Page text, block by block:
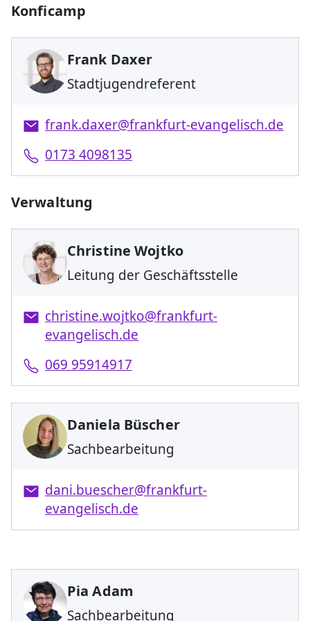
Konficamp
Frank Daxer
Stadtjugendreferent
frank.daxer@frankfurt-evangelisch.de
0173 4098135
Verwaltung
Christine Wojtko
Leitung der Geschäftsstelle
christine.wojtko@frankfurt-
evangelisch.de
069 95914917
Daniela Büscher
Sachbearbeitung
dani.buescher@frankfurt-
evangelisch.de
Pia Adam
Sachbearbeitung